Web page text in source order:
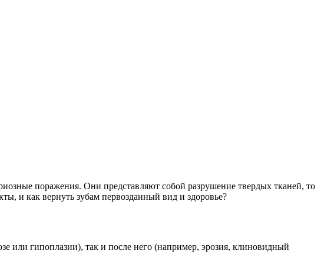
поражения. Они представляют собой разрушение твердых тканей, то
и как вернуть зубам первозданный вид и здоровье?
или гипоплазии), так и после него (например, эрозия, клиновидный